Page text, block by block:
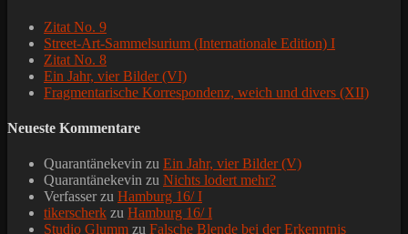
Zitat No. 9
Street-Art-Sammelsurium (Internationale Edition) I
Zitat No. 8
Ein Jahr, vier Bilder (VI)
Fragmentarische Korrespondenz, weich und divers (XII)
Neueste Kommentare
Quarantänekevin zu Ein Jahr, vier Bilder (V)
Quarantänekevin zu Nichts lodert mehr?
Verfasserzu Hamburg 16/ I
tikerscherk zu Hamburg 16/ I
Studio Glumm zu Falsche Blende bei der Erkenntnis